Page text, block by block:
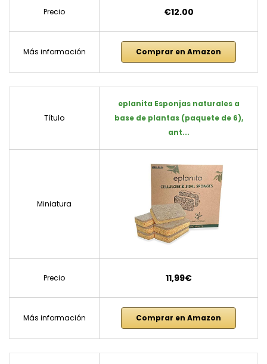
Precio €12.00
Más información Comprar en Amazon
Título
eplanita Esponjas naturales a
base de plantas (paquete de 6),
ant...
Miniatura
Precio 11,99€
Más información Comprar en Amazon